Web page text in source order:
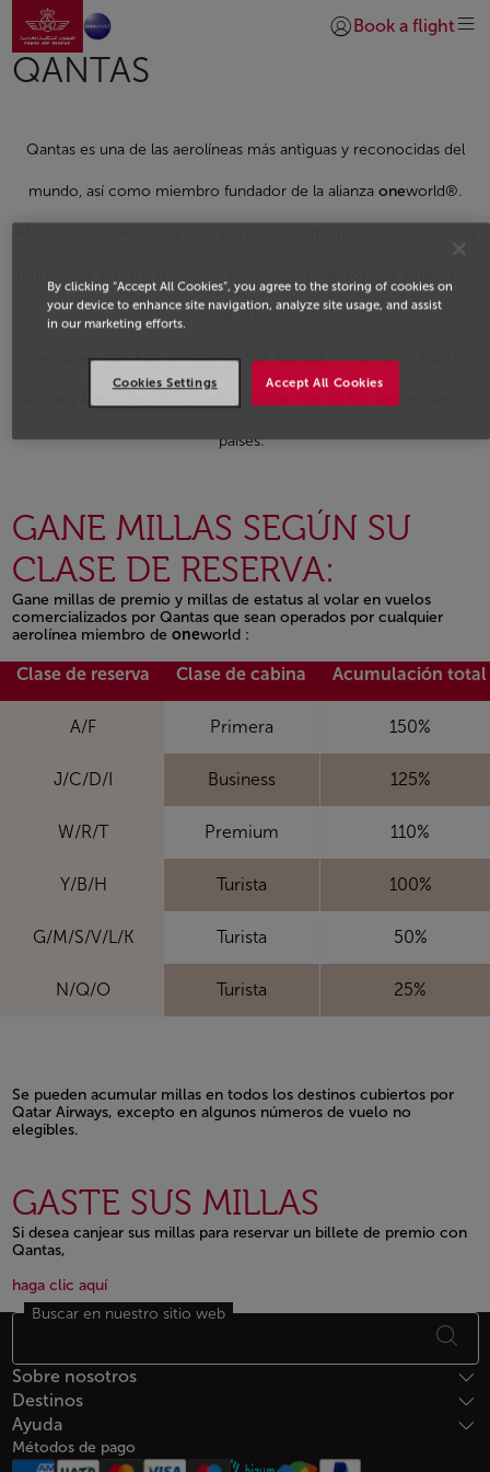
Saltar al contenido principal
Ir a la página de inicio
Iniciar sesión |
Book a flight
QANTAS
Qantas es una de las aerolíneas más antiguas y reconocidas del
mundo, así como miembro fundador de la alianza oneworld®.
nacional, además de
conexiones con Asia, el Pacífico Sur, Europa, América del Norte y
países.
GANE MILLAS SEGÚN SU
CLASE DE RESERVA:
Gane millas de premio y millas de estatus al volar en vuelos
comercializados por Qantas que sean operados por cualquier
aerolínea miembro de oneworld :
Open in a new window
Clase de reserva Clase de cabina Acumulación total
A/F Primera 150%
J/C/D/I Business 125%
W/R/T Premium 110%
Y/B/H Turista 100%
G/M/S/V/L/K Turista 50%
N/Q/O Turista 25%
Se pueden acumular millas en todos los destinos cubiertos por
Qatar Airways, excepto en algunos números de vuelo no
elegibles.
GASTE SUS MILLAS
Si desea canjear sus millas para reservar un billete de premio con
Qantas,
Open in a new window
haga clic aquíOpen in a new window
Footer Mapa del sitio
Buscar en nuestro sitio web
Sobre nosotros
Destinos
Ayuda
Métodos de pago
By clicking “Accept All Cookies”, you agree to the storing of cookies on
your device to enhance site navigation, analyze site usage, and assist
in our marketing efforts.
Accept All Cookies
Cookies Settings